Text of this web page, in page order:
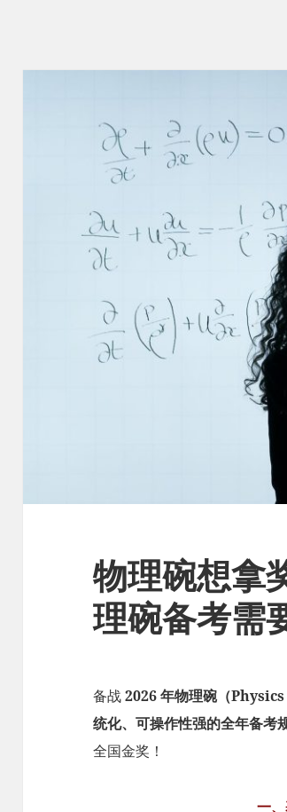
物理碗想拿
理碗备考需
备战2026 年物理碗（
统化、可操作性强的全年备考
全国金奖！
一